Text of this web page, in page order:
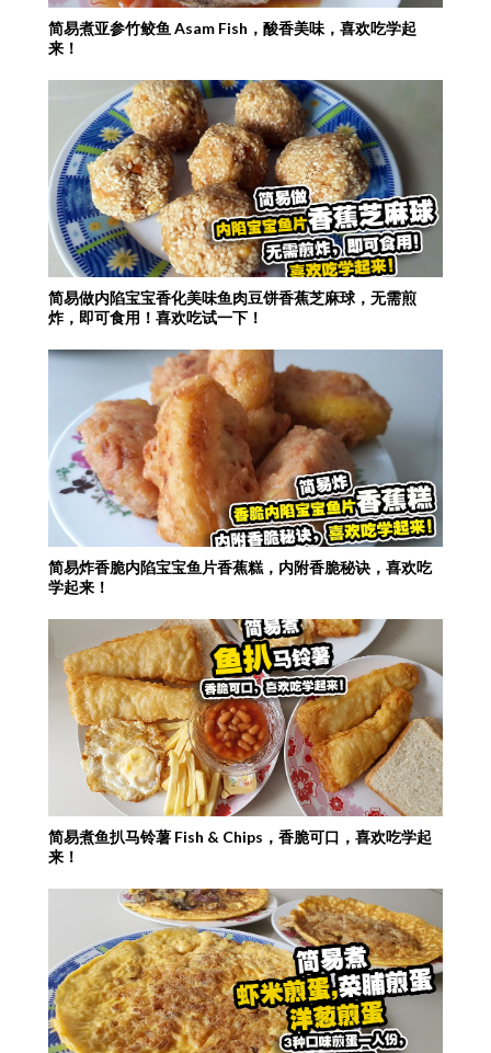
简易煮亚参竹鲛鱼 Asam Fish，酸香美味，喜欢吃学起
来！
简易做内陷宝宝香化美味鱼肉豆饼香蕉芝麻球，无需煎
炸，即可食用！喜欢吃试一下！
简易炸香脆内陷宝宝鱼片香蕉糕，内附香脆秘诀，喜欢吃
学起来！
简易煮鱼扒马铃薯 Fish & Chips，香脆可口，喜欢吃学起
来！